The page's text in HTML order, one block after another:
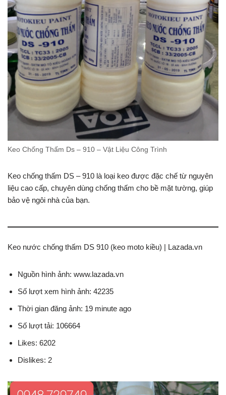
Keo Chống Thấm Ds – 910 – Vật Liệu Công Trình
Keo chống thấm DS – 910 là loại keo được đặc chế từ nguyên
liệu cao cấp, chuyên dùng chống thấm cho bề mặt tường, giúp
bảo vệ ngôi nhà của bạn.
Keo nước chống thấm DS 910 (keo moto kiều) | Lazada.vn
Nguồn hình ảnh: www.lazada.vn
Số lượt xem hình ảnh: 42235
Thời gian đăng ảnh: 19 minute ago
Số lượt tải: 106664
Likes: 6202
Dislikes: 2